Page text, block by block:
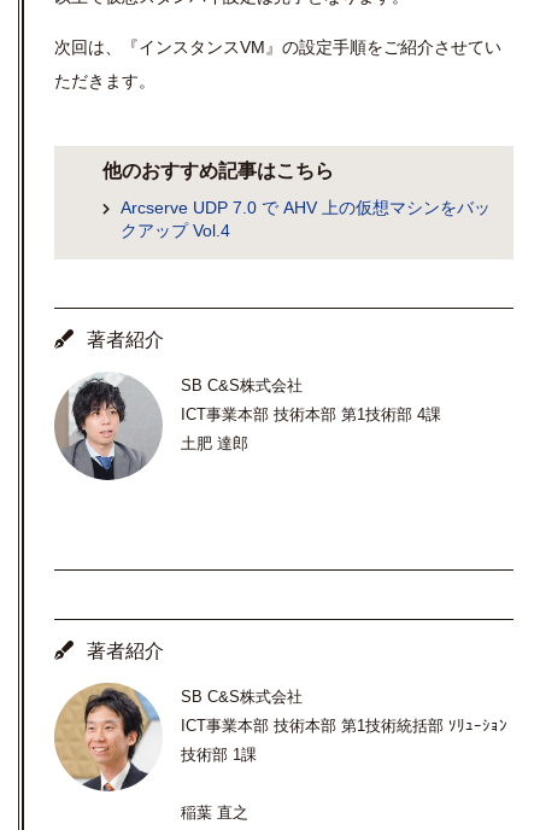
次回は、『インスタンスVM』の設定手順をご紹介させてい
ただきます。
他のおすすめ記事はこちら
Arcserve UDP 7.0 で AHV 上の仮想マシンをバッ
クアップ Vol.4
著者紹介
SB C&S株式会社
ICT事業本部 技術本部 第1技術部 4課
土肥 達郎
著者紹介
SB C&S株式会社
ICT事業本部 技術本部 第1技術統括部 ｿﾘｭｰｼｮﾝ
技術部 1課
稲葉 直之